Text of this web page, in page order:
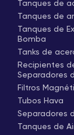
Tanques de
Tanques de
Tanques de
Bomba
Tanks de
Recipientes
Separadores
Filtros
Tubos Hava
Separadores
Tanques de